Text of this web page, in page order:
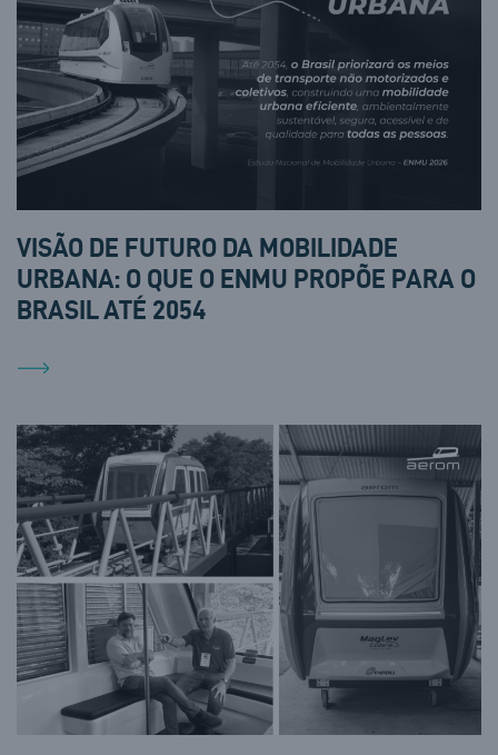
VISÃO DE FUTURO DA MOBILIDADE
URBANA: O QUE O ENMU PROPÕE PARA O
BRASIL ATÉ 2054